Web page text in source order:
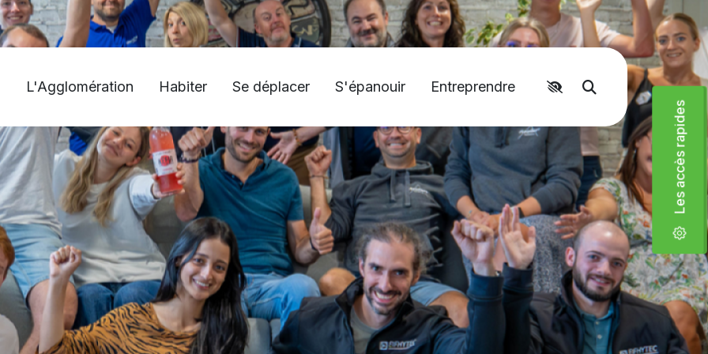
Moteur de
L'Agglomération Habiter Se déplacer S'épanouir Entreprendre
Les accès rapides
Accéder aux liens rapides